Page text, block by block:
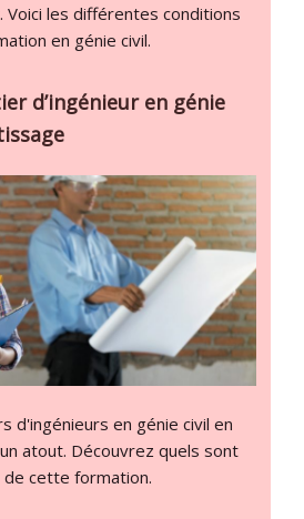
les différentes conditions
en génie civil.
d’ingénieur en génie
d'ingénieurs en génie civil en
atout. Découvrez quels sont
cette formation.